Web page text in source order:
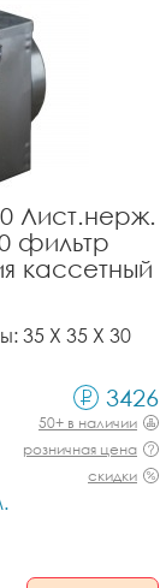
Лист.нерж.
фильтр
кассетный
35 X 35 X 30
3426
50+ в наличии
розничная цена
скидки